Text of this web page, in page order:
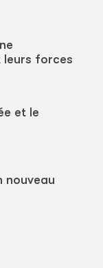
leurs forces
et le
nouveau